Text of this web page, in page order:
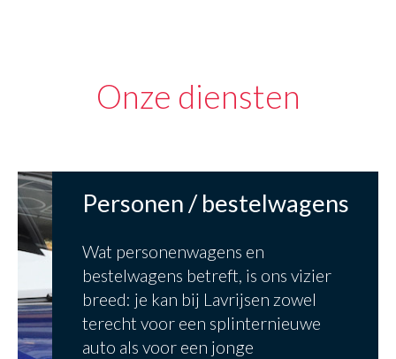
Onze diensten
Personen / bestelwagens
Wat personenwagens en
bestelwagens betreft, is ons vizier
breed: je kan bij Lavrijsen zowel
terecht voor een splinternieuwe
auto als voor een jonge